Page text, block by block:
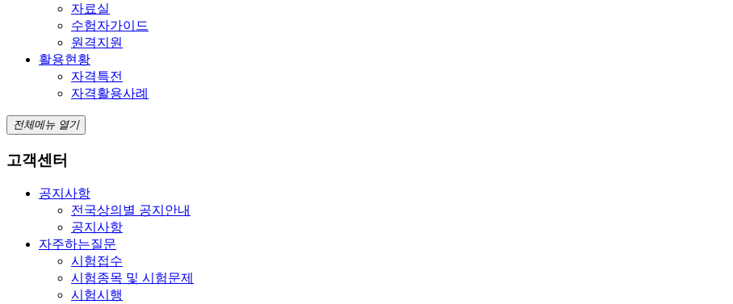
자료실
수험자가이드
원격지원
활용현황
자격특전
자격활용사례
전체메뉴 열기
고객센터
공지사항
전국상의별 공지안내
공지사항
자주하는질문
시험접수
시험종목 및 시험문제
시험시행